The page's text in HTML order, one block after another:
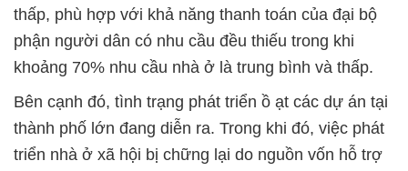
thấp, phù hợp với khả năng thanh toán của đại bộ
phận người dân có nhu cầu đều thiếu trong khi
khoảng 70% nhu cầu nhà ở là trung bình và thấp.
Bên cạnh đó, tình trạng phát triển ồ ạt các dự án tại
thành phố lớn đang diễn ra. Trong khi đó, việc phát
triển nhà ở xã hội bị chững lại do nguồn vốn hỗ trợ